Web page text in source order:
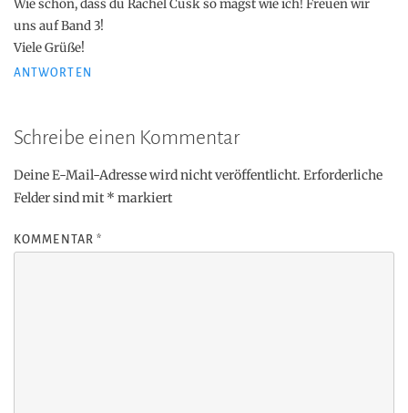
Wie schön, dass du Rachel Cusk so magst wie ich! Freuen wir
uns auf Band 3!
Viele Grüße!
ANTWORTEN
Schreibe einen Kommentar
Deine E-Mail-Adresse wird nicht veröffentlicht. Erforderliche
Felder sind mit * markiert
KOMMENTAR*